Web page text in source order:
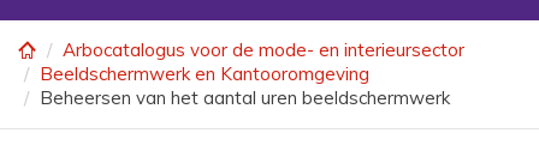
Arbocatalogus voor de mode- en interieursector
Beeldschermwerk en Kantooromgeving
Beheersen van het aantal uren beeldschermwerk